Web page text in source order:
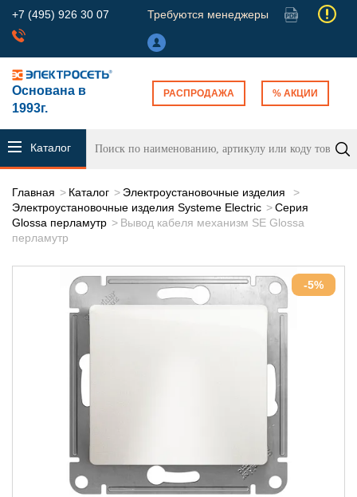
+7 (495) 926 30 07 Требуются менеджеры
Основана в
1993г.
РАСПРОДАЖА % АКЦИИ
Каталог
Главная Каталог
Электроустановочные изделия
Электроустановочные изделия Systeme Electric
Серия
Glossa перламутр
Вывод кабеля механизм SE Glossa
перламутр
-5%